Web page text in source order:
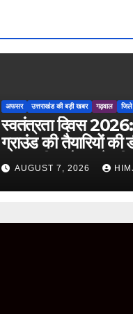
अफसर उत्तराखंड की बड़ी खबर गढ़वाल जिले
स्वतंत्रता दिवस
ग्राउंड की तैयारियों की
डॉ. आशीष चौहान ने की
समीक्षा, अधिकारियों को
अहम निर्देश
AUGUST 7, 2026